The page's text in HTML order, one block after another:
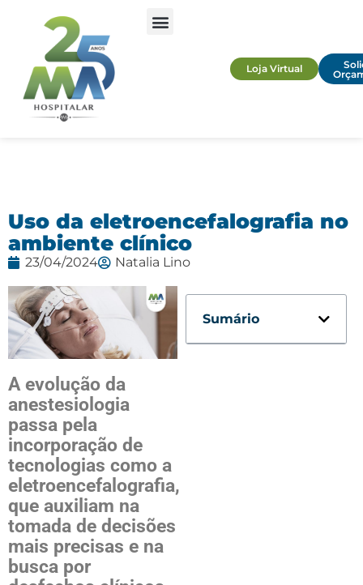
Loja Virtual
Uso da eletroencefalografia no
ambiente clínico
23/04/2024 Natalia Lino
A evolução da
anestesiologia
passa pela
incorporação de
tecnologias como a
eletroencefalografia,
que auxiliam na
tomada de decisões
mais precisas e na
busca por
Sumário